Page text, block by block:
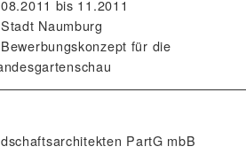
08.2011 bis 11.2011
Stadt Naumburg
Bewerbungskonzept für die
PartG mbB